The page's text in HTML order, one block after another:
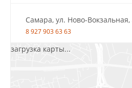
Самара, ул. Ново-Вокзальная,
8 927 903 63 63
загрузка карты...